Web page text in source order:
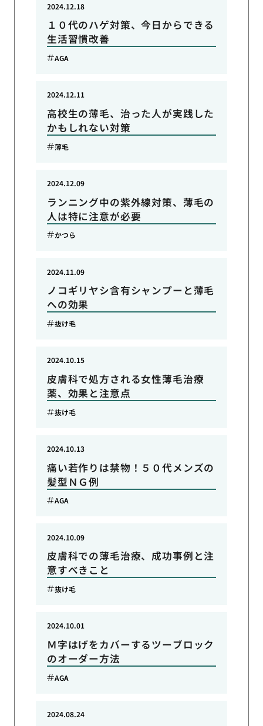
１０代のハゲ対策、今日からできる
生活習慣改善
2024.12.18
AGA
高校生の薄毛、治った人が実践した
かもしれない対策
2024.12.11
薄毛
ランニング中の紫外線対策、薄毛の
人は特に注意が必要
2024.12.09
かつら
ノコギリヤシ含有シャンプーと薄毛
への効果
2024.11.09
抜け毛
皮膚科で処方される女性薄毛治療
薬、効果と注意点
2024.10.15
抜け毛
痛い若作りは禁物！５０代メンズの
髪型ＮＧ例
2024.10.13
AGA
皮膚科での薄毛治療、成功事例と注
意すべきこと
2024.10.09
抜け毛
Ｍ字はげをカバーするツーブロック
のオーダー方法
2024.10.01
AGA
2024.08.24